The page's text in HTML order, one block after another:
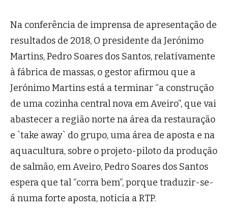
Na conferência de imprensa de apresentação de
resultados de 2018, O presidente da Jerónimo
Martins, Pedro Soares dos Santos, relativamente
à fábrica de massas, o gestor afirmou que a
Jerónimo Martins está a terminar “a construção
de uma cozinha central nova em Aveiro”, que vai
abastecer a região norte na área da restauração
e `take away` do grupo, uma área de aposta e na
aquacultura, sobre o projeto-piloto da produção
de salmão, em Aveiro, Pedro Soares dos Santos
espera que tal “corra bem”, porque traduzir-se-
á numa forte aposta, noticia a RTP.